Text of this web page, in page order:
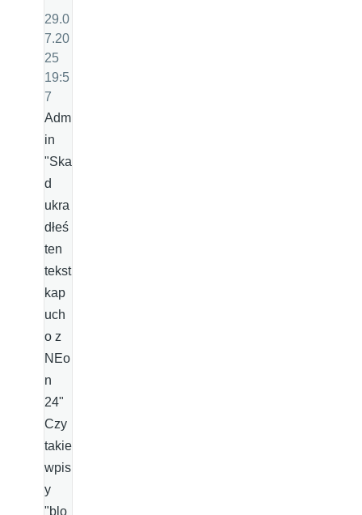
29.0
7.20
25
19:5
7
Adm
in
"Ska
d
ukra
dłeś
ten
tekst
kap
uch
o z
NEo
n
24"
Czy
takie
wpis
y
"blo